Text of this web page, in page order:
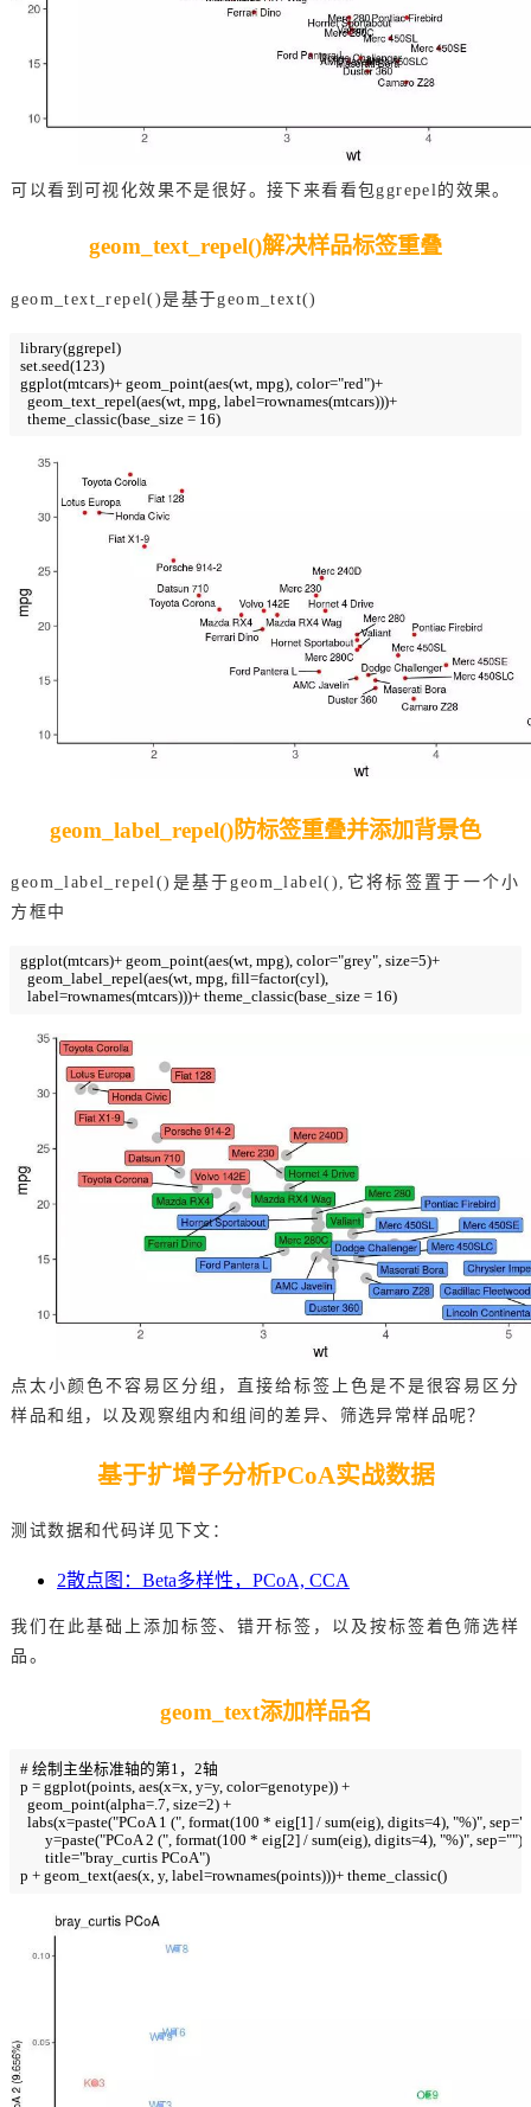
可以看到可视化效果不是很好。接下来看看包ggrepel的效果。
geom_text_repel()解决样品标签重叠
geom_text_repel()是基于geom_text()
library(ggrepel)
set.seed(123)
ggplot(mtcars)+ geom_point(aes(wt, mpg), color="red")+
geom_text_repel(aes(wt, mpg, label=rownames(mtcars)))+
theme_classic(base_size = 16)
geom_label_repel()防标签重叠并添加背景色
geom_label_repel()是基于geom_label(),它将标签置于一个小
方框中
ggplot(mtcars)+ geom_point(aes(wt, mpg), color="grey", size=5)+
geom_label_repel(aes(wt, mpg, fill=factor(cyl),
label=rownames(mtcars)))+ theme_classic(base_size = 16)
点太小颜色不容易区分组，直接给标签上色是不是很容易区分
样品和组，以及观察组内和组间的差异、筛选异常样品呢？
基于扩增子分析PCoA实战数据
测试数据和代码详见下文：
2散点图：Beta多样性，PCoA, CCA
我们在此基础上添加标签、错开标签，以及按标签着色筛选样
品。
geom_text添加样品名
# 绘制主坐标准轴的第1，2轴
p = ggplot(points, aes(x=x, y=y, color=genotype)) +
geom_point(alpha=.7, size=2) +
labs(x=paste("PCoA 1 (", format(100 * eig[1] / sum(eig), digits=4), "%)",
y=paste("PCoA 2 (", format(100 * eig[2] / sum(eig), digits=4), "%)", sep=""),
title="bray_curtis PCoA")
p + geom_text(aes(x, y, label=rownames(points)))+ theme_classic()